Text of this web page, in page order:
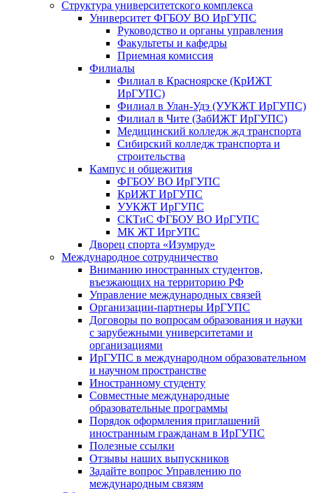
Структура университетского комплекса
Университет ФГБОУ ВО ИрГУПС
Руководство и органы управления
Факультеты и кафедры
Приемная комиссия
Филиалы
Филиал в Красноярске (КрИЖТ
ИрГУПС)
Филиал в Улан-Удэ (УУКЖТ ИрГУПС)
Филиал в Чите (ЗабИЖТ ИрГУПС)
Медицинский колледж жд транспорта
Сибирский колледж транспорта и
строительства
Кампус и общежития
ФГБОУ ВО ИрГУПС
КрИЖТ ИрГУПС
УУКЖТ ИрГУПС
СКТиС ФГБОУ ВО ИрГУПС
МК ЖТ ИргУПС
Дворец спорта «Изумруд»
Международное сотрудничество
Вниманию иностранных студентов,
въезжающих на территорию РФ
Управление международных связей
Организации-партнеры ИрГУПС
Договоры по вопросам образования и науки
с зарубежными университетами и
организациями
ИрГУПС в международном образовательном
и научном пространстве
Иностранному студенту
Совместные международные
образовательные программы
Порядок оформления приглашений
иностранным гражданам в ИрГУПС
Полезные ссылки
Отзывы наших выпускников
Задайте вопрос Управлению по
международным связям